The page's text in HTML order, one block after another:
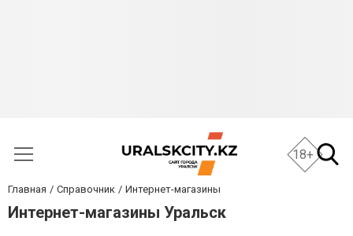
18+
Главная Справочник Интернет-магазины
Интернет-магазины Уральск